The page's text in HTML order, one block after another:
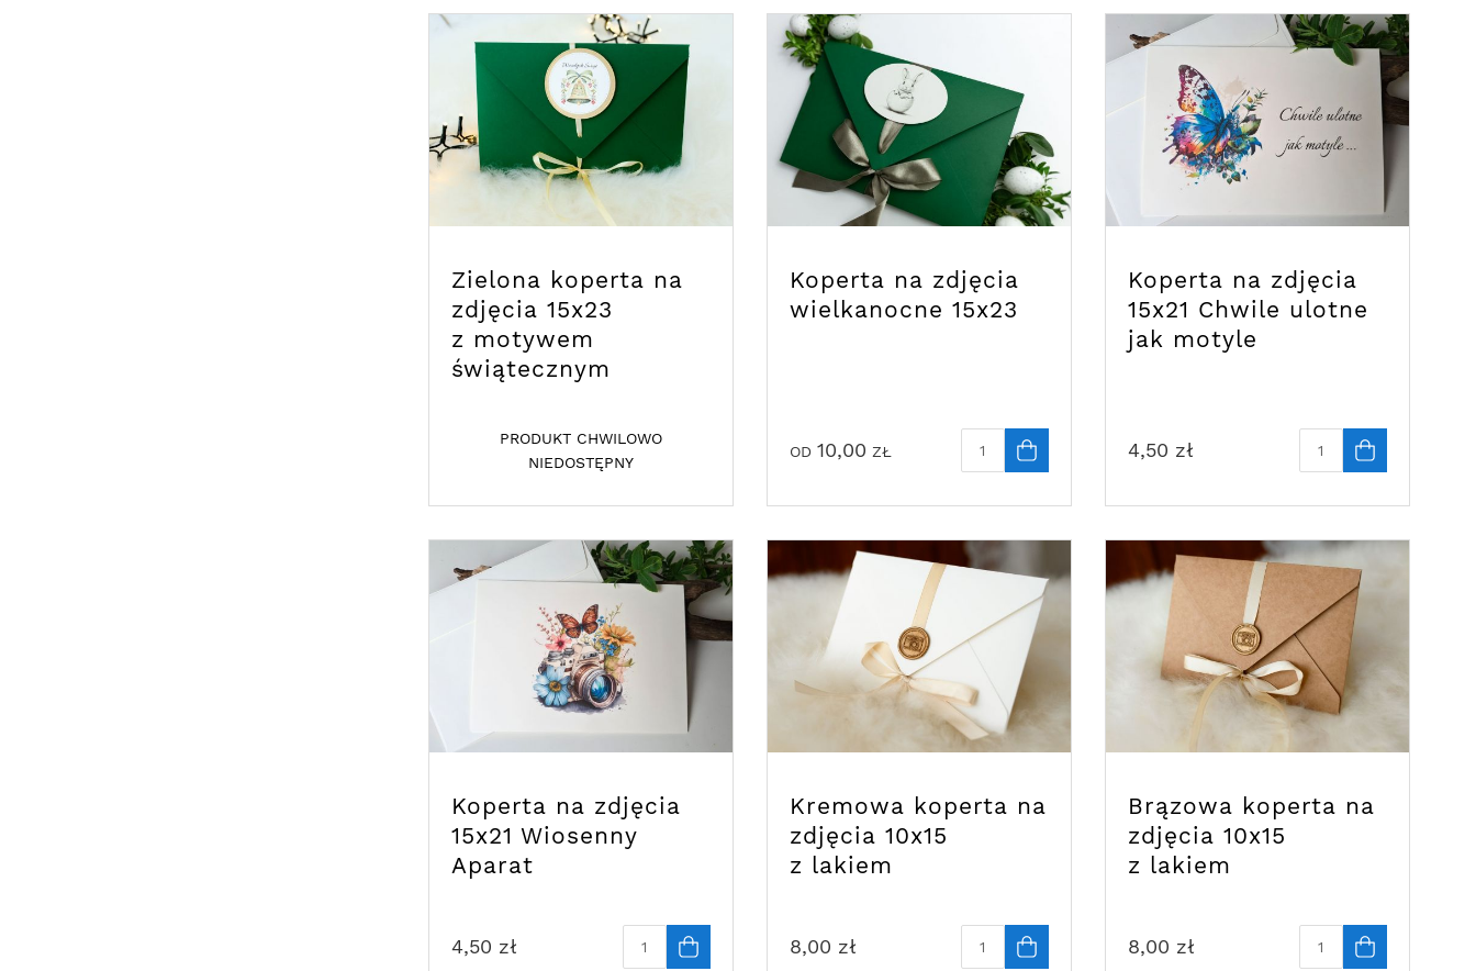
Zielona koperta na
zdjęcia 15x23
z motywem
świątecznym
PRODUKT CHWILOWO
NIEDOSTĘPNY
Koperta na zdjęcia
wielkanocne 15x23
OD 10,00 ZŁ
Koperta na zdjęcia
15x21 Chwile ulotne
jak motyle
4,50 zł
Koperta na zdjęcia
15x21 Wiosenny
Aparat
4,50 zł
Kremowa koperta na
zdjęcia 10x15
z lakiem
8,00 zł
Brązowa koperta na
zdjęcia 10x15
z lakiem
8,00 zł